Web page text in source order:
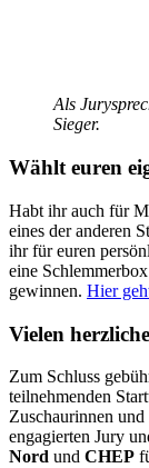
Als
Sieger.
Wählt euren
Habt ihr auch für
eines der anderen
ihr für euren
eine
gewinnen. Hier
Vielen
Zum Schluss
teilnehmenden
Zuschaurinnen
engagierten Jury
Nord und CHEP